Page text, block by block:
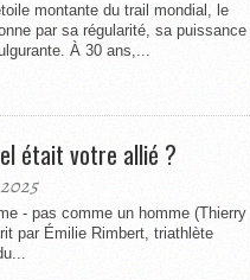
montante du trail mondial, le
par sa régularité, sa puissance
À 30 ans,...
était votre allié ?
- pas comme un homme (Thierry
par Émilie Rimbert, triathlète